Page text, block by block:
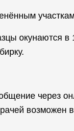
окунаются
через
возможен